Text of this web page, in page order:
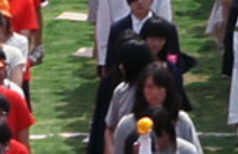
國
際
葳
格。
培
養
具
國